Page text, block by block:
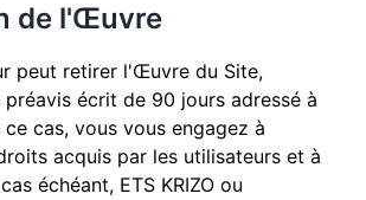
de l'Œuvre
peut retirer l'Œuvre du Site,
préavis écrit de 90 jours adressé à
ce cas, vous vous engagez à
acquis par les utilisateurs et à
échéant, ETS KRIZO ou